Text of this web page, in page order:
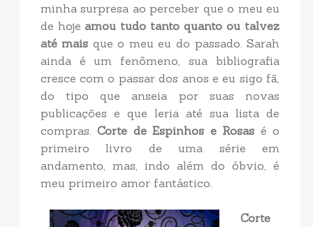
minha surpresa ao perceber que o meu eu
de hojeamou tudo tanto quanto ou talvez
até mais que o meu eu do passado. Sarah
ainda é um fenômeno, sua bibliografia
cresce com o passar dos anos e eu sigo fã,
do tipo que anseia por suas novas
publicações e que leria até sua lista de
compras.Corte de Espinhos e Rosas é o
primeiro livro de uma série em
andamento, mas, indo além do óbvio, é
meu primeiro amor fantástico.
Corte